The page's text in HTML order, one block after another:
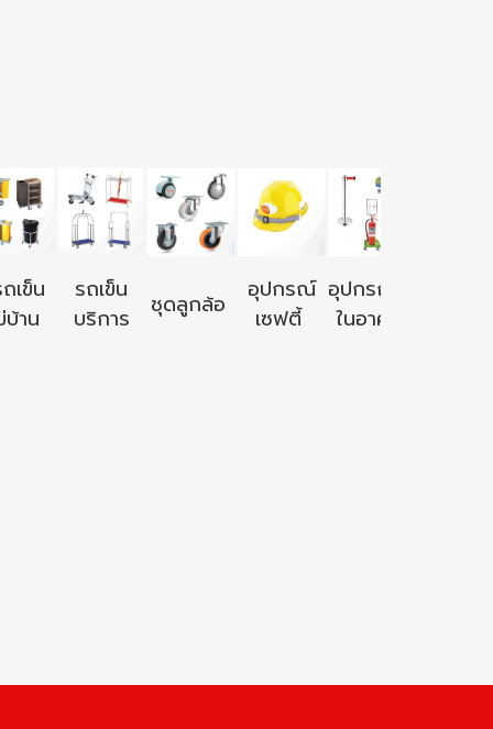
เข็น
าน
รถเข็น
บริการ
ชุดลูกล้อ
อุปกรณ์
เซฟตี้
อุปกรณ์ใช้
ในอาคาร